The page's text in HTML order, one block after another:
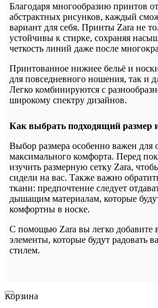
Благодаря многообразию принтов
абстрактных рисунков, каждый
вариант для себя. Принты Zara не
устойчивы к стирке, сохраняя
четкость линий даже после
Принтованное нижнее бельё и
для повседневного ношения, так и
Легко комбинируются с
широкому спектру дизайнов.
Как выбрать подходящий размер
Выбор размера особенно важен для
максимального комфорта. Перед
изучить размерную сетку Zara,
сидели на вас. Также важно
ткани: предпочтение следует
дышащим материалам, которые
комфортны в носке.
С помощью Zara вы легко добавите
элементы, которые будут радовать
стилем.
Корзина